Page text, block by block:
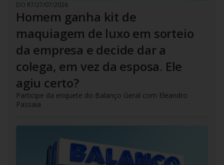
DO R7/27/07/2026
Homem ganha kit de
maquiagem de luxo em sorteio
da empresa e decide dar a
colega, em vez da esposa. Ele
agiu certo?
Participe da enquete do Balanço Geral com Eleandro
Passaia